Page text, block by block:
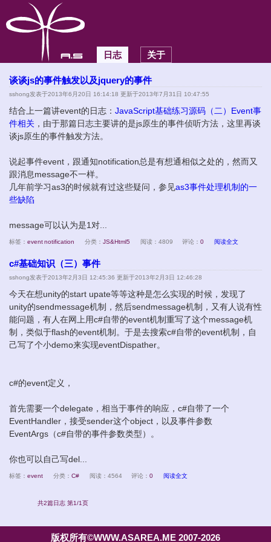
日志 关于
谈谈js的事件触发以及jquery的事件
sshong发表于2013年6月20日 16:14:18 更新于2013年7月31日 10:47:55
结合上一篇讲event的日志： JavaScript基础练习源码（二）Event事
件相关 ，由于那篇日志主要讲的是js原生的事件侦听方法，这里再谈
谈js原生的事件触发方法。
说起事件event，跟通知notification总是有想通相似之处的，然而又
跟消息message不一样。
几年前学习as3的时候就有过这些疑问，参见as3事件处理机制的一
些缺陷
message可以认为是1对...
标签： eventnotification 分类： JS&Html5 阅读：4809 评论： 0 阅读全文
c#基础知识（三）事件
sshong发表于2013年2月3日 12:45:36 更新于2013年2月3日 12:46:28
今天在想unity的start upate等等这种是怎么实现的时候，发现了
unity的sendmessage机制，然后sendmessage机制，又有人说有性
能问题，有人在网上用c#自带的event机制重写了这个message机
制，类似于flash的event机制。于是去搜索c#自带的event机制，自
己写了个小demo来实现eventDispather。
c#的event定义，
首先需要一个delegate，相当于事件的响应，c#自带了一个
EventHandler，接受sender这个object，以及事件参数
EventArgs（c#自带的事件参数类型）。
你也可以自己写del...
标签： event 分类： C# 阅读：4564 评论： 0 阅读全文
共2篇日志 第1/1页
版权所有©WWW.ASAREA.ME 2007-2026